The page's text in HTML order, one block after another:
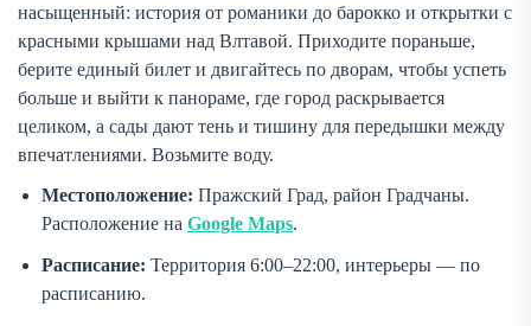
насыщенный: история от романики до барокко и открытки с
красными крышами над Влтавой. Приходите пораньше,
берите единый билет и двигайтесь по дворам, чтобы успеть
больше и выйти к панораме, где город раскрывается
целиком, а сады дают тень и тишину для передышки между
впечатлениями. Возьмите воду.
Местоположение: Пражский Град, район Градчаны.
Расположение на Google Maps.
Расписание: Территория 6:00–22:00, интерьеры — по
расписанию.